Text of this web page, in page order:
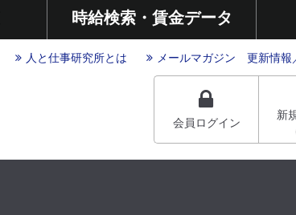
時給検索・賃金データ
人と仕事研究所とは メールマガジン 更新情報
会員ログイン
新